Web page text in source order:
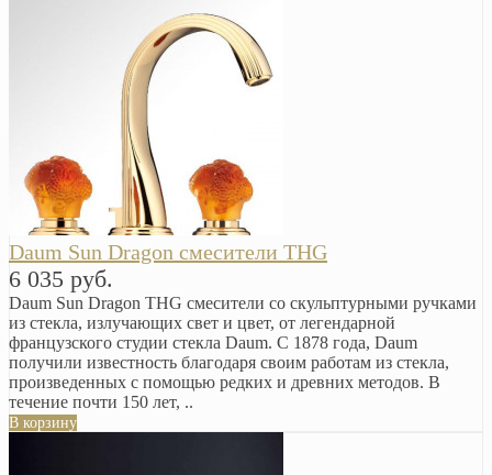
Daum Sun Dragon смесители THG
6 035 руб.
Daum Sun Dragon THG смесители со скульптурными ручками
из стекла, излучающих свет и цвет, от легендарной
французского студии стекла Daum. С 1878 года, Daum
получили известность благодаря своим работам из стекла,
произведенных с помощью редких и древних методов. В
течение почти 150 лет, ..
В корзину